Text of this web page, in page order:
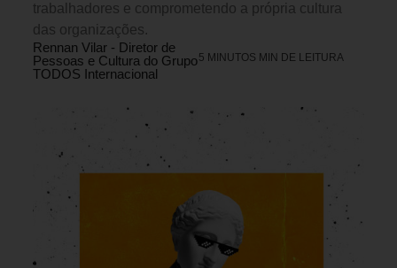
trabalhadores e comprometendo a própria cultura
das organizações.
Rennan Vilar - Diretor de
Pessoas e Cultura do Grupo
TODOS Internacional
5 MINUTOS MIN DE LEITURA